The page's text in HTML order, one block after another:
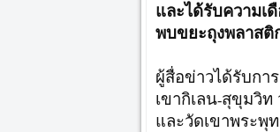
และได้รับความเ
พบขยะถุงพลาสติ
ผู้สื่อข่าวได้รับกา
เขากิเลน-สุขุมวิท
และวัดเขาพระพุ